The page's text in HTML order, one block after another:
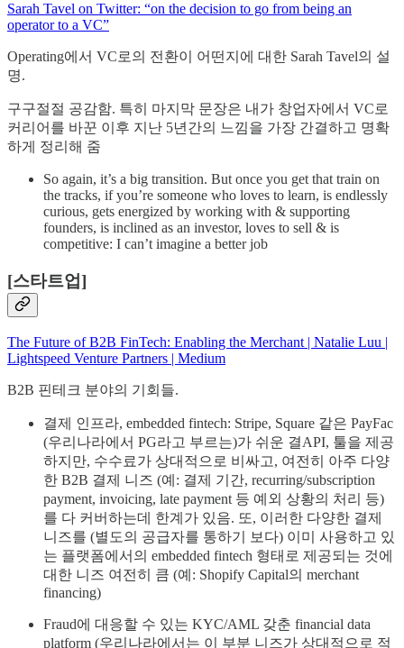
Sarah Tavel on Twitter: “on the decision to go from being an
operator to a VC”
Operating에서 VC로의 전환이 어떤지에 대한 Sarah Tavel의 설
명.
구구절절 공감함. 특히 마지막 문장은 내가 창업자에서 VC로
커리어를 바꾼 이후 지난 5년간의 느낌을 가장 간결하고 명확
하게 정리해 줌
So again, it’s a big transition. But once you get that train on
the tracks, if you’re someone who loves to learn, is endlessly
curious, gets energized by working with & supporting
founders, is inclined as an investor, loves to sell & is
competitive: I can’t imagine a better job
[스타트업]
The Future of B2B FinTech: Enabling the Merchant | Natalie Luu |
Lightspeed Venture Partners | Medium
B2B 핀테크 분야의 기회들.
결제 인프라, embedded fintech: Stripe, Square 같은 PayFac
(우리나라에서 PG라고 부르는)가 쉬운 결API, 툴을 제공
하지만, 수수료가 상대적으로 비싸고, 여전히 아주 다양
한 B2B 결제 니즈 (예: 결제 기간, recurring/subscription
payment, invoicing, late payment 등 예외 상황의 처리 등)
를 다 커버하는데 한계가 있음. 또, 이러한 다양한 결제
니즈를 (별도의 공급자를 통하기 보다) 이미 사용하고 있
는 플랫폼에서의 embedded fintech 형태로 제공되는 것에
대한 니즈 여전히 큼 (예: Shopify Capital의 merchant
financing)
Fraud에 대응할 수 있는 KYC/AML 갖춘 financial data
platform (우리나라에서는 이 부분 니즈가 상대적으로 적